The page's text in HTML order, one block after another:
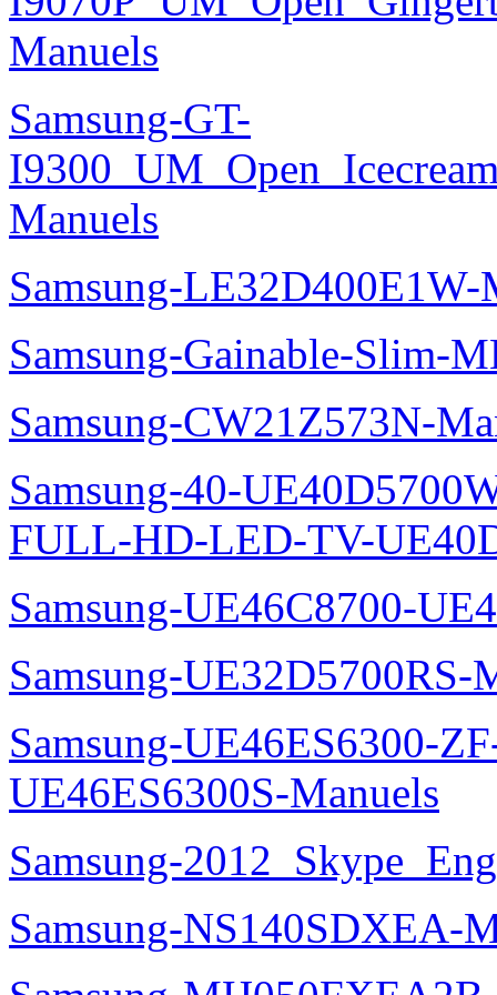
Manuels
Samsung-GT-
Manuels
Samsung-LE32D400E1W-
Samsung-Gainable-Slim-
Samsung-CW21Z573N-
Samsung-40-
FULL-HD-LED-TV-
Samsung-UE46C8700-
Samsung-UE32D5700RS-
Samsung-UE46ES6300-
UE46ES6300S-Manuels
Samsung-
Samsung-NS140SDXEA-